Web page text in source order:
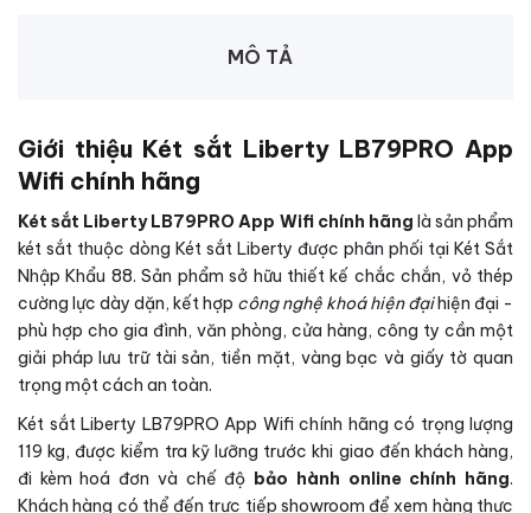
MÔ TẢ
Giới thiệu Két sắt Liberty LB79PRO App
Wifi chính hãng
Két sắt Liberty LB79PRO App Wifi chính hãng là sản phẩm
két sắt thuộc dòng Két sắt Liberty được phân phối tại Két Sắt
Nhập Khẩu 88. Sản phẩm sở hữu thiết kế chắc chắn, vỏ thép
cường lực dày dặn, kết hợp công nghệ khoá hiện đạihiện đại -
phù hợp cho gia đình, văn phòng, cửa hàng, công ty cần một
giải pháp lưu trữ tài sản, tiền mặt, vàng bạc và giấy tờ quan
trọng một cách an toàn.
Két sắt Liberty LB79PRO App Wifi chính hãng có trọng lượng
119 kg, được kiểm tra kỹ lưỡng trước khi giao đến khách hàng,
đi kèm hoá đơn và chế độ bảo hành online chính hãng.
Khách hàng có thể đến trực tiếp showroom để xem hàng thực